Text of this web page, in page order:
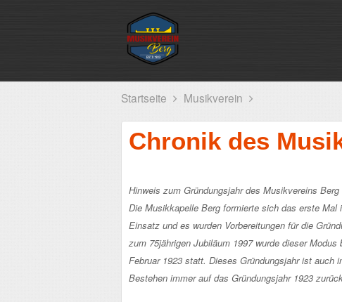
Startseite Musikverein
Chronik des
Hinweis zum Gründungsjahr des Musikvereins
Die Musikkapelle Berg formierte sich das erste
Einsatz und es wurden Vorbereitungen für die
zum 75jährigen Jubiläum 1997 wurde dieser
Februar 1923 statt. Dieses Gründungsjahr ist auch
Bestehen immer auf das Gründungsjahr 1923